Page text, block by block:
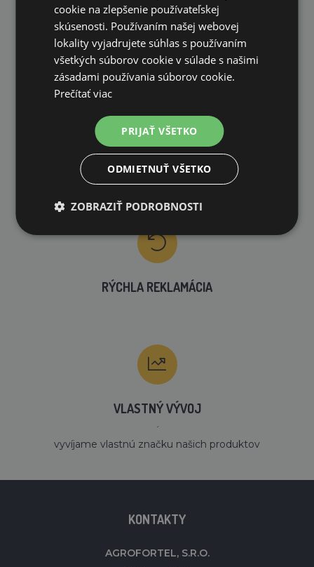
VLASTNÝ SKLAD
99 % produktov držíme priamo skladom
RÝCHLE DODANIE
RÝCHLA REKLAMÁCIA
VLASTNÝ VÝVOJ
´
vyvíjame vlastnú značku našich produktov
KONTAKTY
AGROFORTEL, S.R.O.
cookie na zlepšenie používateľskej
skúsenosti. Používaním našej webovej
lokality vyjadrujete súhlas s používaním
všetkých súborov cookie v súlade s našimi
zásadami používania súborov cookie.
Prečítať viac
PRIJAŤ VŠETKO
ODMIETNUŤ VŠETKO
ZOBRAZIŤ PODROBNOSTI